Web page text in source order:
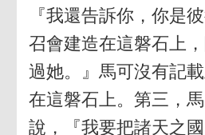
『我還告訴你，你是
召會建造在這磐石上
過她。』馬可沒有記
在這磐石上。第三，
說，『我要把諸天之